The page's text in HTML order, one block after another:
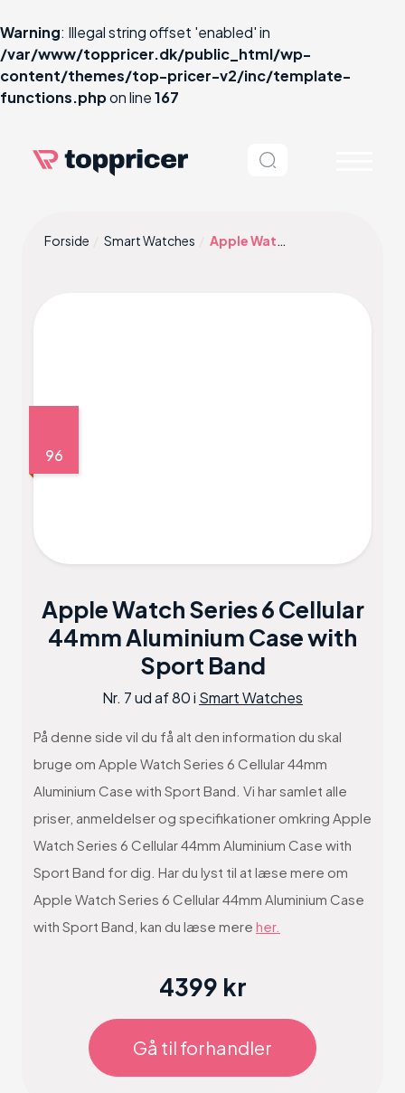
Warning: Illegal string offset 'enabled' in
/var/www/toppricer.dk/public_html/wp-
content/themes/top-pricer-v2/inc/template-
functions.phpon line167
Forside Smart Watches Apple Watch Series 6 Cellular 44mm Aluminium Case with Sport Band
96
Apple Watch Series 6 Cellular
44mm Aluminium Case with
Sport Band
Nr. 7 ud af 80 i Smart Watches
På denne side vil du få alt den information du skal
bruge om Apple Watch Series 6 Cellular 44mm
Aluminium Case with Sport Band. Vi har samlet alle
priser, anmeldelser og specifikationer omkring Apple
Watch Series 6 Cellular 44mm Aluminium Case with
Sport Band for dig. Har du lyst til at læse mere om
Apple Watch Series 6 Cellular 44mm Aluminium Case
with Sport Band, kan du læse mere her.
4399 kr
Gå til forhandler